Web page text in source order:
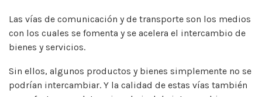
Las vías de comunicación y de transporte son los medios
con los cuales se fomenta y se acelera el intercambio de
bienes y servicios.
Sin ellos, algunos productos y bienes simplemente no se
podrían intercambiar. Y la calidad de estas vías también